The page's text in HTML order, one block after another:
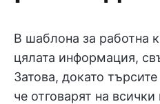
В шаблона за работна
цялата информация,
Затова, докато
че отговарят на